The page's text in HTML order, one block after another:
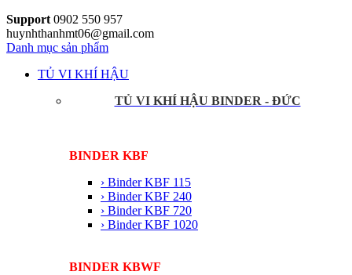
Support 0902 550 957
huynhthanhmt06@gmail.com
Danh mục sản phẩm
TỦ VI KHÍ HẬU
TỦ VI KHÍ HẬU BINDER - ĐỨC
BINDER KBF
› Binder KBF 115
› Binder KBF 240
› Binder KBF 720
› Binder KBF 1020
BINDER KBWF